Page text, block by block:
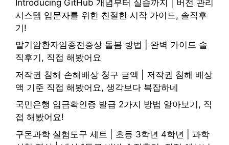
Introducing GitHub 개념부터 실습까지 | 버전 관리
시스템 입문자를 위한 친절한 시작 가이드, 솔직후
기!
말기암환자임종전증상 돌봄 방법 | 완벽 가이드 솔
직후기, 직접 해봤어요
저작권 침해 손해배상 청구 금액 | 저작권 침해 배상
액 기준 직접 해봤어요, 생각보다 복잡하네
국민은행 입금확인증 발급 2가지 방법 알아보기, 직
접 해봤어요!
구몬과학 실험도구 세트 | 초등 3학년 4학년 | 과학